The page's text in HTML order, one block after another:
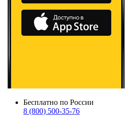
Бесплатно по России
8 (800) 500-35-76